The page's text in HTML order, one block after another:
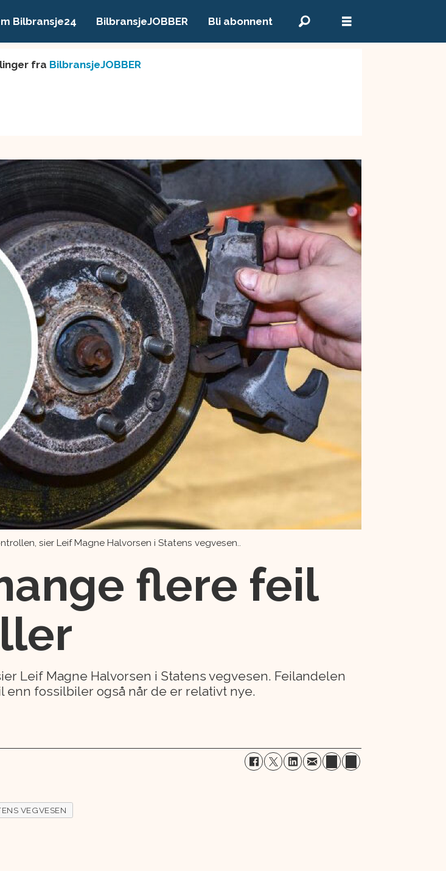
Bilbransje24 BilbransjeJOBBER Bli abonnent
fra BilbransjeJOBBER
sier Leif Magne Halvorsen i Statens vegvesen..
flere feil
Leif Magne Halvorsen i Statens vegvesen. Feilandelen
fossilbiler også når de er relativt nye.
VEGVESEN